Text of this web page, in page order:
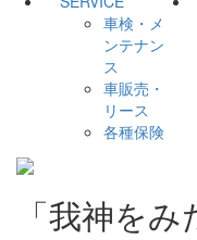
車検・メ
ンテナン
ス
車販売・
リース
各種保険
「我神をみ